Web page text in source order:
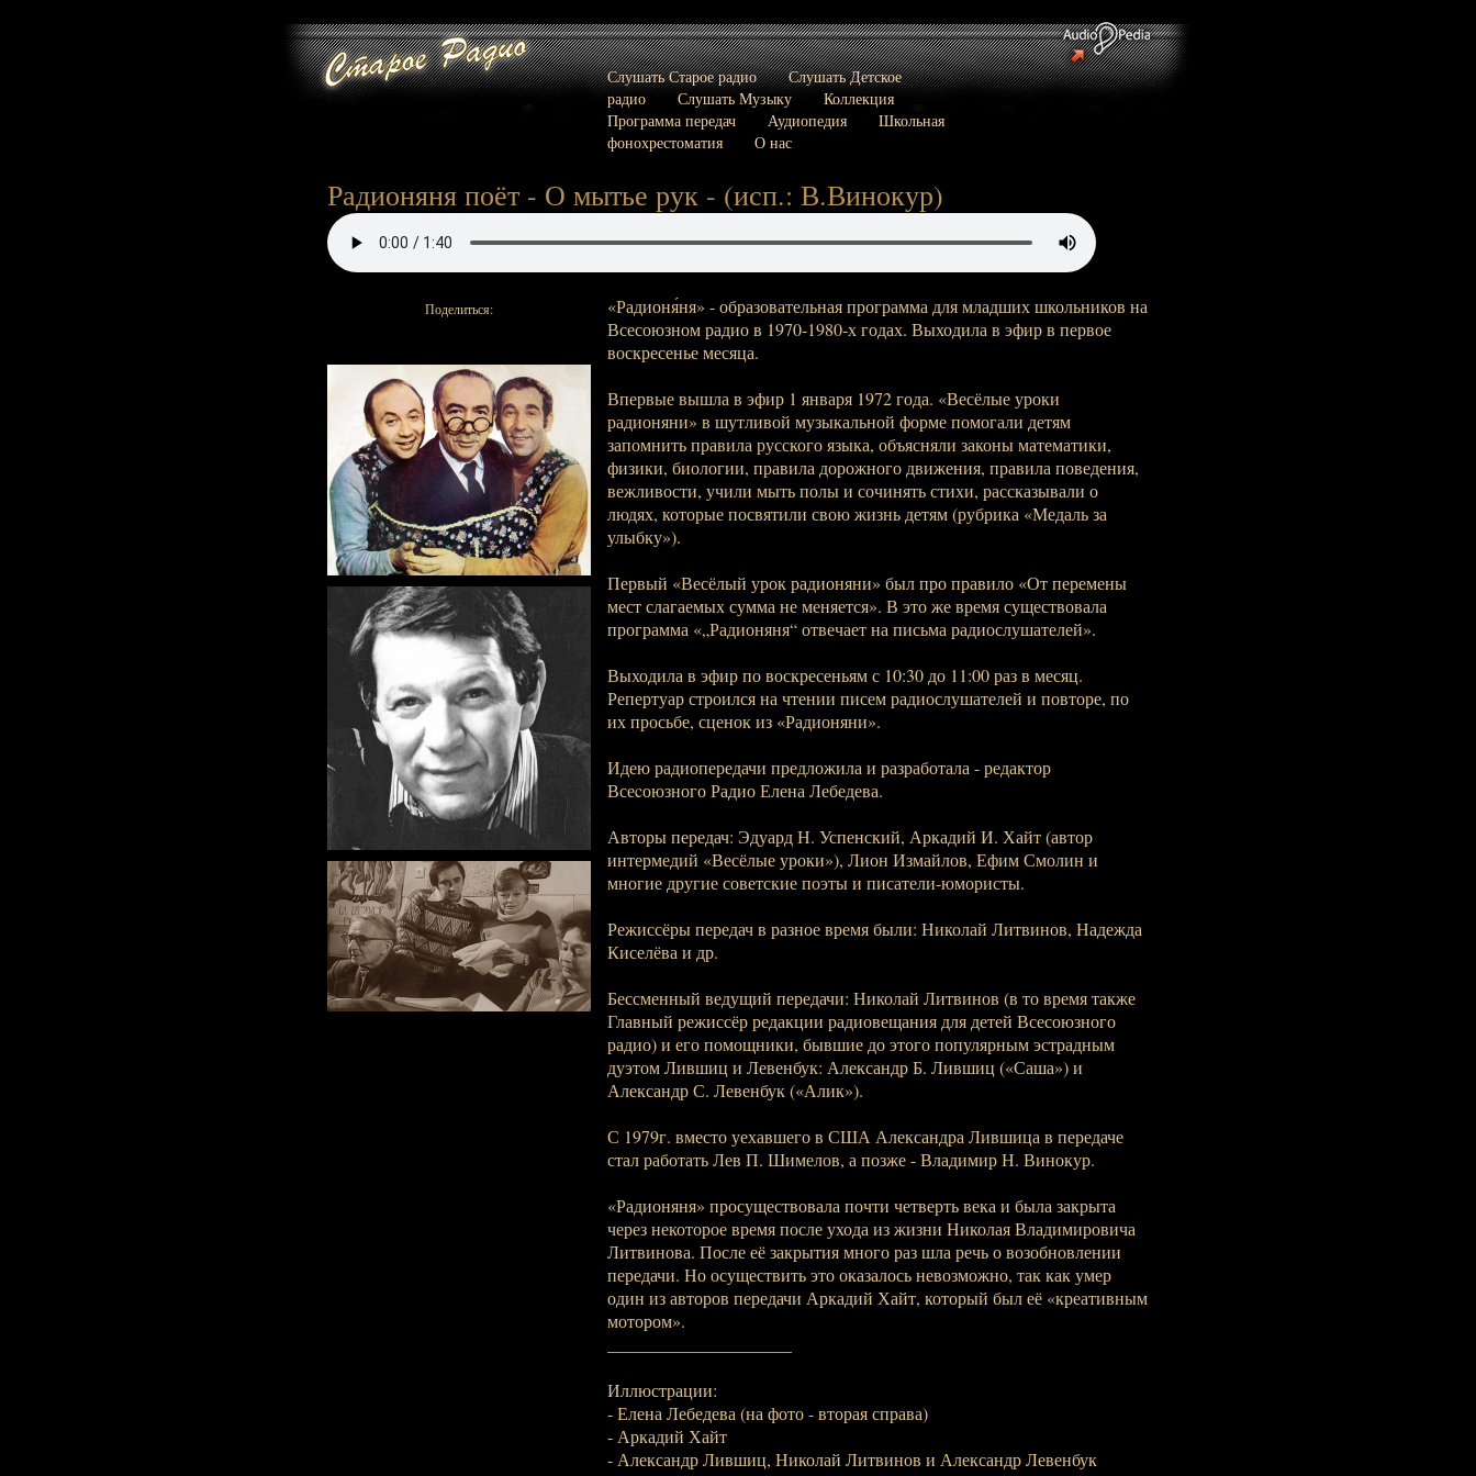
Слушать Старое радио
Слушать Детское
радио
Слушать Музыку
Коллекция
Программа передач
Аудиопедия
Школьная
фонохрестоматия
О нас
Радионяня поёт - О мытье рук - (исп.: В.Винокур)
Поделиться:
«Радионя́ня» - образовательная программа для младших школьников на
Всесоюзном радио в 1970-1980-х годах. Выходила в эфир в первое
воскресенье месяца.
Впервые вышла в эфир 1 января 1972 года. «Весёлые уроки
радионяни» в шутливой музыкальной форме помогали детям
запомнить правила русского языка, объясняли законы математики,
физики, биологии, правила дорожного движения, правила поведения,
вежливости, учили мыть полы и сочинять стихи, рассказывали о
людях, которые посвятили свою жизнь детям (рубрика «Медаль за
улыбку»).
Первый «Весёлый урок радионяни» был про правило «От перемены
мест слагаемых сумма не меняется». В это же время существовала
программа «„Радионяня“ отвечает на письма радиослушателей».
Выходила в эфир по воскресеньям с 10:30 до 11:00 раз в месяц.
Репертуар строился на чтении писем радиослушателей и повторе, по
их просьбе, сценок из «Радионяни».
Идею радиопередачи предложила и разработала - редактор
Всеcоюзного Радио Елена Лебедева.
Авторы передач: Эдуард Н. Успенский, Аркадий И. Хайт (автор
интермедий «Весёлые уроки»), Лион Измайлов, Ефим Смолин и
многие другие советские поэты и писатели-юмористы.
Режиссёры передач в разное время были: Николай Литвинов, Надежда
Киселёва и др.
Бессменный ведущий передачи: Николай Литвинов (в то время также
Главный режиссёр редакции радиовещания для детей Всесоюзного
радио) и его помощники, бывшие до этого популярным эстрадным
дуэтом Лившиц и Левенбук: Александр Б. Лившиц («Саша») и
Александр С. Левенбук («Алик»).
С 1979г. вместо уехавшего в США Александра Лившица в передаче
стал работать Лев П. Шимелов, а позже - Владимир Н. Винокур.
«Радионяня» просуществовала почти четверть века и была закрыта
через некоторое время после ухода из жизни Николая Владимировича
Литвинова. После её закрытия много раз шла речь о возобновлении
передачи. Но осуществить это оказалось невозможно, так как умер
один из авторов передачи Аркадий Хайт, который был её «креативным
мотором».
Иллюстрации:
- Елена Лебедева (на фото - вторая справа)
- Аркадий Хайт
- Александр Лившиц, Николай Литвинов и Александр Левенбук